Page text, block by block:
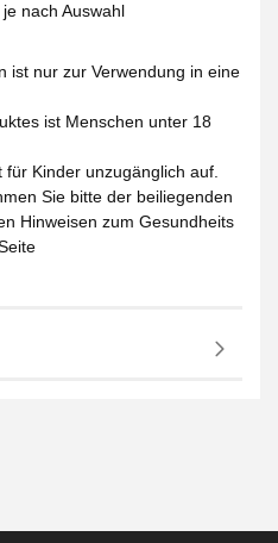
nach Auswahl
ist nur zur Verwendung in eine
ist Menschen unter 18
für Kinder unzugänglich auf.
Sie bitte der beiliegenden
Hinweisen zum Gesundheits